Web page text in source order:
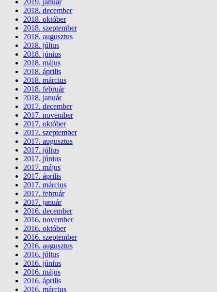
2019. január
2018. december
2018. október
2018. szeptember
2018. augusztus
2018. július
2018. június
2018. május
2018. április
2018. március
2018. február
2018. január
2017. december
2017. november
2017. október
2017. szeptember
2017. augusztus
2017. július
2017. június
2017. május
2017. április
2017. március
2017. február
2017. január
2016. december
2016. november
2016. október
2016. szeptember
2016. augusztus
2016. július
2016. június
2016. május
2016. április
2016. március